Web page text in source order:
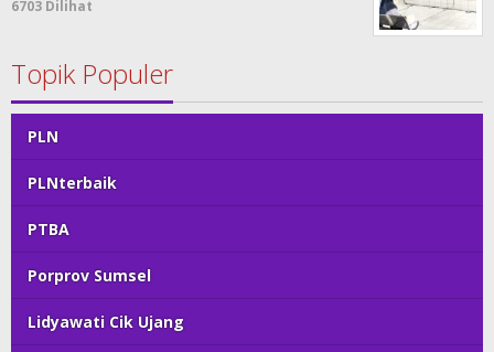
6703 Dilihat
Topik Populer
PLN
PLNterbaik
PTBA
Porprov Sumsel
Lidyawati Cik Ujang